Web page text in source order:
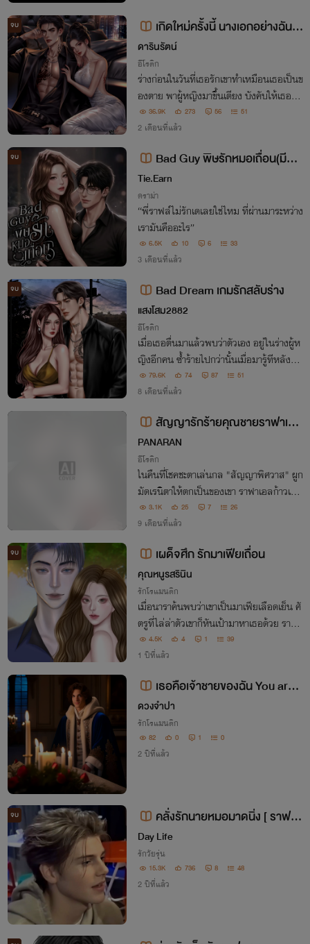
จบ
เกิดใหม่ครั้งนี้ นางเอกอย่างฉันข
อเป็นนางร้าย #Reborn (ราฟาเอล×
วราลิน)
ดารินรัตน์
อีโรติก
ร่างก่อนในวันที่เธอรักเขาทำเหมือนเธอเป็นข
องตาย พาผู้หญิงมาขึ้นเตียง บังคับให้เธอนั่ง
ดู สุดท้ายร่างกายโง่ ๆ ก็รับความเจ็บปวดไม่ไ
หว ดับสลายไปต่อหน้าไอ้สารเลวนั่น
36.9K 273 56 51
2 เดือนที่แล้ว
จบ
Bad Guy พิษรักหมอเถื่อน(มีอีบุ๊
ค)
Tie.Earn
ดราม่า
“พี่ราฟล์ไม่รักเดเลยใช่ไหม ที่ผ่านมาระหว่าง
เรามันคืออะไร”
6.5K 10 6 33
3 เดือนที่แล้ว
จบ Bad Dream เกมรักสลับร่าง
แสงโสม2882
อีโรติก
เมื่อเธอตื่นมาแล้วพบว่าตัวเอง อยู่ในร่างผู้ห
ญิงอีกคน ซ้ำร้ายไปกว่านั้นเมื่อมารู้ทีหลังว่า
ผู้หญิงคนนี้คือคนของพี่ชายข้างบ้าน ที่เธอเฝ้
ารักและเฝ้าคิดถึงมาโดยตลอด (มีเนื้อหาทั้งห
79.6K 74 87 51
8 เดือนที่แล้ว
สัญญารักร้ายคุณชายราฟาเอล
(Bad Love Contract) NC25+
PANARAN
อีโรติก
ในคืนที่โชคชะตาเล่นกล "สัญญาพิศวาส" ผูก
มัดเรนิตาให้ตกเป็นของเขา ราฟาเอลก้าวเข้า
มาพร้อมข้อเสนอที่ไม่อาจปฏิเสธ ​เกมรักที่ร้
อนแรงและเร้าใจจึงเริ่มต้นขึ้น...
3.1K 25 7 26
9 เดือนที่แล้ว
จบ เผด็จศึก รักมาเฟียเถื่อน
คุณหนูรสรินิน
รักโรแมนติก
เมื่อนาราค้นพบว่าเขาเป็นมาเฟียเลือดเย็น ศั
ตรูที่ไล่ล่าตัวเขาก็หันเป้ามาหาเธอด้วย ราฟา
เอลต้องเลือกระหว่างปล่อยเธอไป หรือดึงเธ
อเข้ามาในโลกมืดที่ไม่มีวันหันหลังกลับ
4.5K 4 1 39
1 ปีที่แล้ว
เธอคือเจ้าชายของฉัน You are
my Prince
ดวงจำปา
รักโรแมนติก
82 0 1 0
2 ปีที่แล้ว
จบ
คลั่งรักนายหมอมาดนิ่ง [ ราฟาเ
อล X เกรซ ] nc25+
Day Life
รักวัยรุ่น
15.3K 736 8 48
2 ปีที่แล้ว